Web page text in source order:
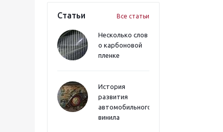
Статьи Все статьи
Несколько слов
о карбоновой
пленке
История
развития
автомобильного
винила